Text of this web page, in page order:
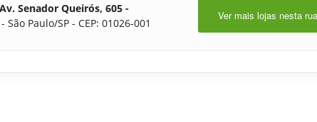
Av. Senador Queirós, 605 -
São Paulo/SP - CEP: 01026-001
Ver mais lojas nesta rua